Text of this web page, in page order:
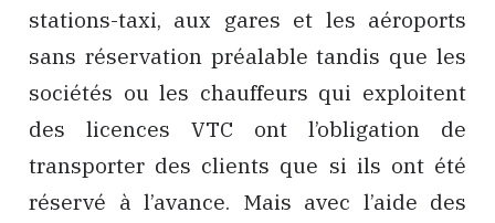
stations-taxi, aux gares et les aéroports
sans réservation préalable tandis que les
sociétés ou les chauffeurs qui exploitent
des licences VTC ont l’obligation de
transporter des clients que si ils ont été
réservé à l’avance. Mais avec l’aide des